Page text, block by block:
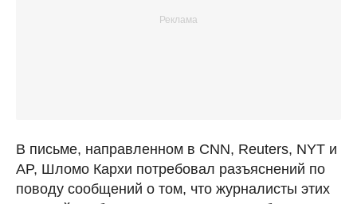
В письме, направленном в CNN, Reuters, NYT и
AP, Шломо Кархи потребовал разъяснений по
поводу сообщений о том, что журналисты этих